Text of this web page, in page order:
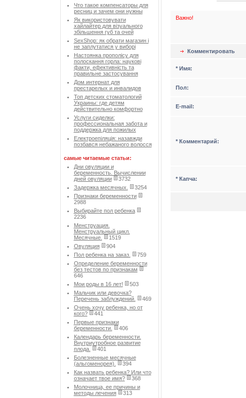
Что такое компенсаторы для
ресниц и зачем они нужны
Як використовувати
хайлайтер для візуального
збільшення губ та очей
SexShop: як обрати магазин і
не заплутатися у виборі
Настоянка прополісу для
полоскання горла: наукові
факти, ефективність та
правильне застосування
Дом интернат для
престарелых и инвалидов
Топ детских стоматологий
Украины: где детям
действительно комфортно
Услуги сиделки:
профессиональная забота и
поддержка для пожилых
Електроепіляція: назавжди
позбався небажаного волосся
самые читаемые статьи:
Дни овуляции и
беременность. Вычислении
дней овуляции
3732
Задержка месячных.
3254
Признаки беременности
2988
Выбирайте пол ребенка
2236
Менструация.
Менструальный цикл.
Месячные.
1519
Овуляция
904
Пол ребенка на заказ.
759
Определение беременности
без тестов по признакам
646
Мои роды в 16 лет!
503
Мальчик или девочка?
Перечень заблуждений.
469
Очень хочу ребенка, но от
кого?
441
Первые признаки
беременности.
406
Календарь беременности.
Внутриутробное развитие
плода.
401
Болезненные месячные
(альгоменорея).
394
Как назвать ребенка? Или что
означает твое имя?
368
Молочница, ее причины и
методы лечения
313
Важно!
Комментировать
* Имя:
Пол:
Е-mail:
* Комментарий:
* Капча: